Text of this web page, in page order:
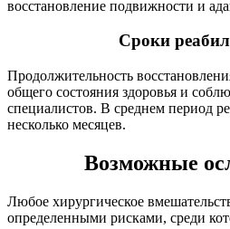
восстановление подвижности и
Сроки
Продолжительность
общего состояния здоровья и
специалистов. В среднем период
несколько месяцев.
Возможные
Любое хирургическое
определенными рисками, среди